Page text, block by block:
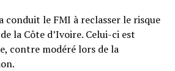
conduit le FMI à reclasser le risque
la Côte d’Ivoire. Celui-ci est
contre modéré lors de la